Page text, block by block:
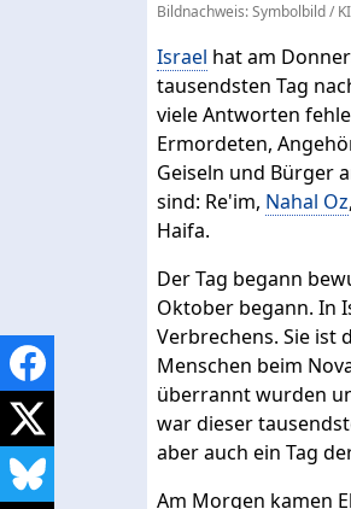
Bildnachweis: Symbolbild / KI
Israel hat am
tausendsten Tag
viele Antworten
Ermordeten,
Geiseln und Bürger
sind: Re'im, Nahal Oz,
Haifa.
Der Tag begann
Oktober begann. In
Verbrechens. Sie ist
Menschen beim
überrannt wurden
war dieser
aber auch ein Tag
Am Morgen kamen